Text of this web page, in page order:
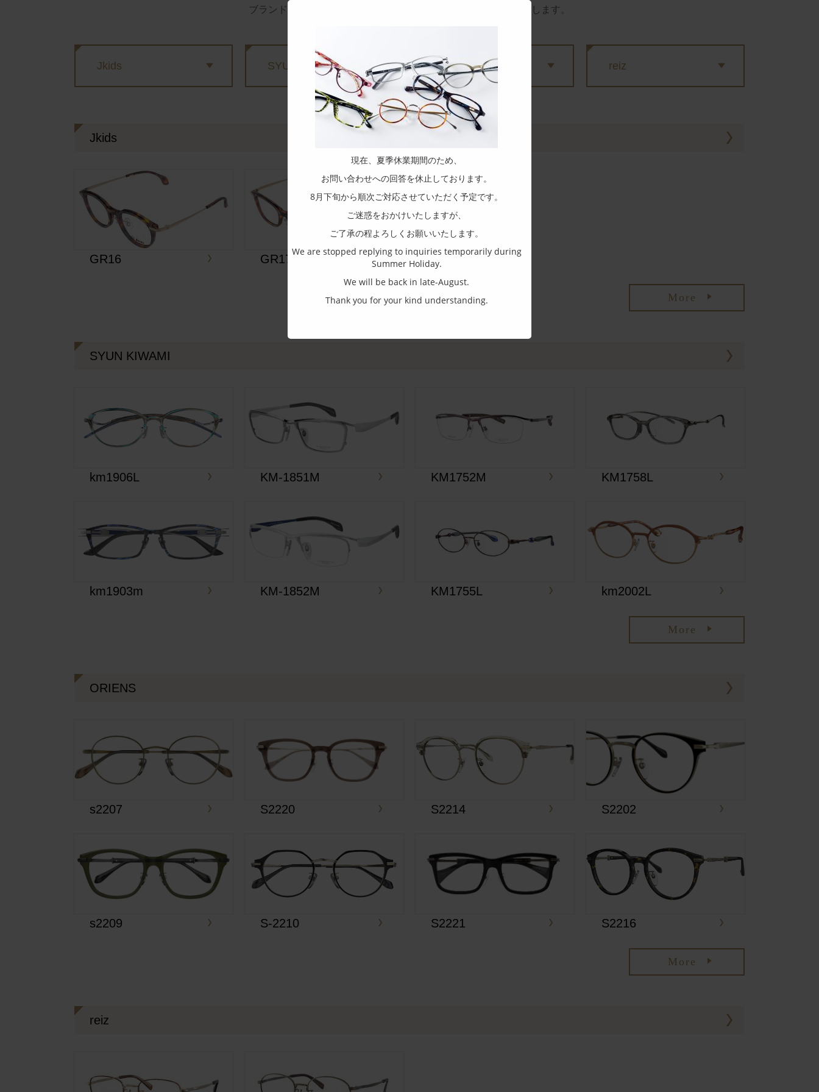
ブランド名をクリックすると、 各ブランドの商品一覧へスライドします。
Jkids SYUN KIWAMI ORIENS reiz
Jkids
GR16 GR17
More
SYUN KIWAMI
km1906L KM-1851M KM1752M KM1758L
km1903m KM-1852M KM1755L km2002L
More
ORIENS
s2207 S2220 S2214 S2202
s2209 S-2210 S2221 S2216
More
reiz
現在、夏季休業期間のため、
お問い合わせへの回答を休止しております。
8月下旬から順次ご対応させていただく予定です。
ご迷惑をおかけいたしますが、
ご了承の程よろしくお願いいたします。
We are stopped replying to inquiries temporarily during
Summer Holiday.
We will be back in late-August.
Thank you for your kind understanding.